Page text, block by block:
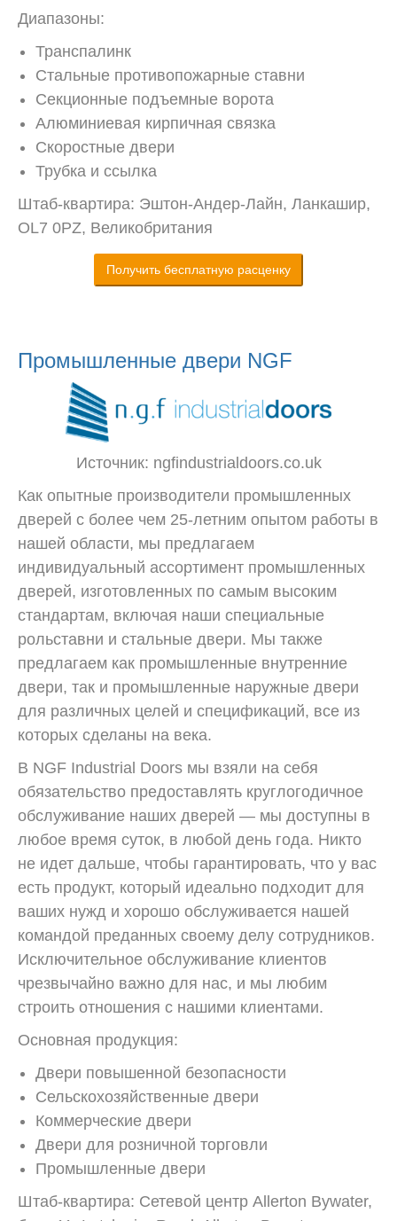
Диапазоны:
Транспалинк
Стальные противопожарные ставни
Секционные подъемные ворота
Алюминиевая кирпичная связка
Скоростные двери
Трубка и ссылка
Штаб-квартира: Эштон-Андер-Лайн, Ланкашир,
OL7 0PZ, Великобритания
Получить бесплатную расценку
Промышленные двери NGF
Источник: ngfindustrialdoors.co.uk
Как опытные производители промышленных
дверей с более чем 25-летним опытом работы в
нашей области, мы предлагаем
индивидуальный ассортимент промышленных
дверей, изготовленных по самым высоким
стандартам, включая наши специальные
рольставни и стальные двери. Мы также
предлагаем как промышленные внутренние
двери, так и промышленные наружные двери
для различных целей и спецификаций, все из
которых сделаны на века.
В NGF Industrial Doors мы взяли на себя
обязательство предоставлять круглогодичное
обслуживание наших дверей — мы доступны в
любое время суток, в любой день года. Никто
не идет дальше, чтобы гарантировать, что у вас
есть продукт, который идеально подходит для
ваших нужд и хорошо обслуживается нашей
командой преданных своему делу сотрудников.
Исключительное обслуживание клиентов
чрезвычайно важно для нас, и мы любим
строить отношения с нашими клиентами.
Основная продукция:
Двери повышенной безопасности
Сельскохозяйственные двери
Коммерческие двери
Двери для розничной торговли
Промышленные двери
Штаб-квартира: Сетевой центр Allerton Bywater,